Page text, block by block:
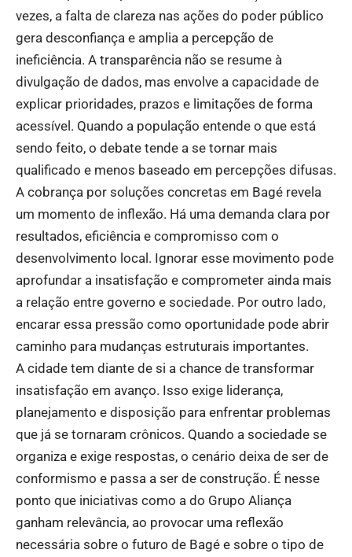
vezes, a falta de clareza nas ações do poder público
gera desconfiança e amplia a percepção de
ineficiência. A transparência não se resume à
divulgação de dados, mas envolve a capacidade de
explicar prioridades, prazos e limitações de forma
acessível. Quando a população entende o que está
sendo feito, o debate tende a se tornar mais
qualificado e menos baseado em percepções difusas.
A cobrança por soluções concretas em Bagé revela
um momento de inflexão. Há uma demanda clara por
resultados, eficiência e compromisso com o
desenvolvimento local. Ignorar esse movimento pode
aprofundar a insatisfação e comprometer ainda mais
a relação entre governo e sociedade. Por outro lado,
encarar essa pressão como oportunidade pode abrir
caminho para mudanças estruturais importantes.
A cidade tem diante de si a chance de transformar
insatisfação em avanço. Isso exige liderança,
planejamento e disposição para enfrentar problemas
que já se tornaram crônicos. Quando a sociedade se
organiza e exige respostas, o cenário deixa de ser de
conformismo e passa a ser de construção. É nesse
ponto que iniciativas como a do Grupo Aliança
ganham relevância, ao provocar uma reflexão
necessária sobre o futuro de Bagé e sobre o tipo de